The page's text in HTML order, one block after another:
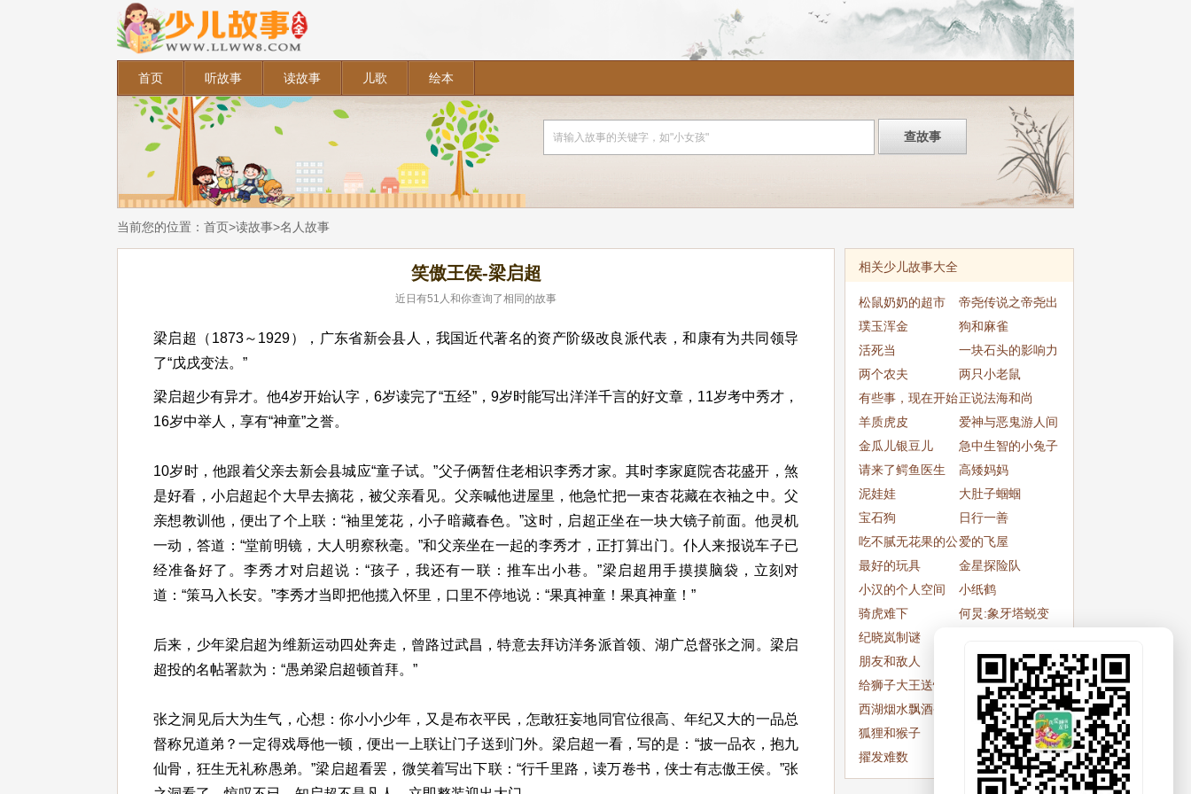
首页 听故事 读故事 儿歌 绘本
当前您的位置： 首页>读故事>名人故事
笑傲王侯-梁启超
近日有51 人和你查询了相同的故事
梁启超（1873～1929），广东省新会县人，我国近代著名的资产阶级改良派代表，和康有为共同领导
了“戊戌变法。”
梁启超少有异才。他4岁开始认字，6岁读完了“五经”，9岁时能写出洋洋千言的好文章，11岁考中秀才，
16岁中举人，享有“神童”之誉。
10岁时，他跟着父亲去新会县城应“童子试。”父子俩暂住老相识李秀才家。其时李家庭院杏花盛开，煞
是好看，小启超起个大早去摘花，被父亲看见。父亲喊他进屋里，他急忙把一束杏花藏在衣袖之中。父
亲想教训他，便出了个上联：“袖里笼花，小子暗藏春色。”这时，启超正坐在一块大镜子前面。他灵机
一动，答道：“堂前明镜，大人明察秋毫。”和父亲坐在一起的李秀才，正打算出门。仆人来报说车子已
经准备好了。李秀才对启超说：“孩子，我还有一联：推车出小巷。”梁启超用手摸摸脑袋，立刻对
道：“策马入长安。”李秀才当即把他揽入怀里，口里不停地说：“果真神童！果真神童！”
后来，少年梁启超为维新运动四处奔走，曾路过武昌，特意去拜访洋务派首领、湖广总督张之洞。梁启
超投的名帖署款为：“愚弟梁启超顿首拜。”
张之洞见后大为生气，心想：你小小少年，又是布衣平民，怎敢狂妄地同官位很高、年纪又大的一品总
督称兄道弟？一定得戏辱他一顿，便出一上联让门子送到门外。梁启超一看，写的是：“披一品衣，抱九
仙骨，狂生无礼称愚弟。”梁启超看罢，微笑着写出下联：“行千里路，读万卷书，侠士有志傲王侯。”张
相关少儿故事大全
松鼠奶奶的超市
帝尧传说之帝尧出
世
璞玉浑金
狗和麻雀
活死当
一块石头的影响力
两个农夫
两只小老鼠
有些事，现在开始
也不晚
正说法海和尚
羊质虎皮
爱神与恶鬼游人间
金瓜儿银豆儿
急中生智的小兔子
请来了鳄鱼医生
高矮妈妈
泥娃娃
大肚子蝈蝈
宝石狗
日行一善
吃不腻无花果的公
主
爱的飞屋
最好的玩具
金星探险队
小汉的个人空间
小纸鹤
骑虎难下
何炅:象牙塔蜕变
纪晓岚制谜
朋友和敌人
美的化身
给狮子大王送快递
旅行者与骆驼
西湖烟水飘酒香
马和驴
狐狸和猴子
武松
擢发难数
沙漠